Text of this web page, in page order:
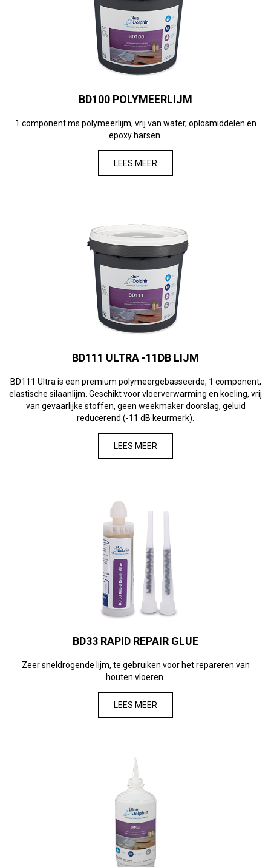
BD100 POLYMEERLIJM
1 component ms polymeerlijm, vrij van water, oplosmiddelen en
epoxy harsen.
LEES MEER
BD111 ULTRA -11DB LIJM
BD111 Ultra is een premium polymeergebasseerde, 1 component,
elastische silaanlijm. Geschikt voor vloerverwarming en koeling, vrij
van gevaarlijke stoffen, geen weekmaker doorslag, geluid
reducerend (-11 dB keurmerk).
LEES MEER
BD33 RAPID REPAIR GLUE
Zeer sneldrogende lijm, te gebruiken voor het repareren van
houten vloeren.
LEES MEER